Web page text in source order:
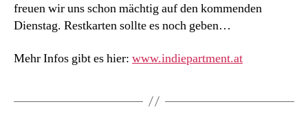
freuen wir uns schon mächtig auf den kommenden
Dienstag. Restkarten sollte es noch geben…
Mehr Infos gibt es hier: www.indiepartment.at